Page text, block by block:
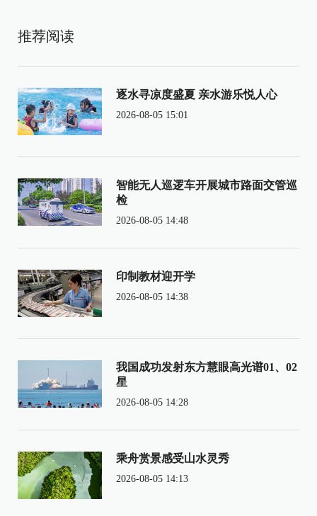
推荐阅读
逐水寻凉度盛夏 亲水游乐悦人心
2026-08-05 15:01
智能无人巡逻车开展城市路面交管巡
检
2026-08-05 14:48
印制教材迎开学
2026-08-05 14:38
我国成功发射东方慧眼高光谱01、02
星
2026-08-05 14:28
乘舟赏景感受山水灵秀
2026-08-05 14:13